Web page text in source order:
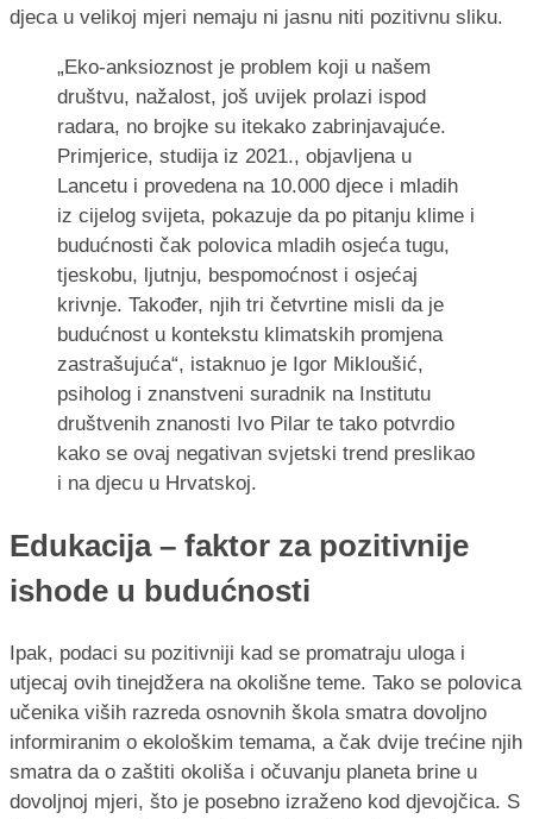
djeca u velikoj mjeri nemaju ni jasnu niti pozitivnu sliku.
„Eko-anksioznost je problem koji u našem
društvu, nažalost, još uvijek prolazi ispod
radara, no brojke su itekako zabrinjavajuće.
Primjerice, studija iz 2021., objavljena u
Lancetu i provedena na 10.000 djece i mladih
iz cijelog svijeta, pokazuje da po pitanju klime i
budućnosti čak polovica mladih osjeća tugu,
tjeskobu, ljutnju, bespomoćnost i osjećaj
krivnje. Također, njih tri četvrtine misli da je
budućnost u kontekstu klimatskih promjena
zastrašujuća“, istaknuo je Igor Mikloušić,
psiholog i znanstveni suradnik na Institutu
društvenih znanosti Ivo Pilar te tako potvrdio
kako se ovaj negativan svjetski trend preslikao
i na djecu u Hrvatskoj.
Edukacija – faktor za pozitivnije
ishode u budućnosti
Ipak, podaci su pozitivniji kad se promatraju uloga i
utjecaj ovih tinejdžera na okolišne teme. Tako se polovica
učenika viših razreda osnovnih škola smatra dovoljno
informiranim o ekološkim temama, a čak dvije trećine njih
smatra da o zaštiti okoliša i očuvanju planeta brine u
dovoljnoj mjeri, što je posebno izraženo kod djevojčica. S